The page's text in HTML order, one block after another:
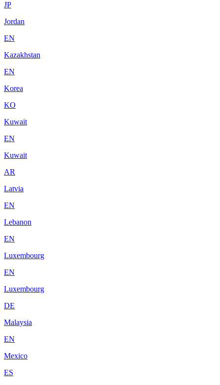
JP
Jordan
EN
Kazakhstan
EN
Korea
KO
Kuwait
EN
Kuwait
AR
Latvia
EN
Lebanon
EN
Luxembourg
EN
Luxembourg
DE
Malaysia
EN
Mexico
ES